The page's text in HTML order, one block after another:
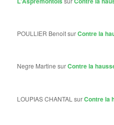
POULLIER BenoitsurContre la
Negre Martine surContre la
LOUPIAS CHANTAL surContre la